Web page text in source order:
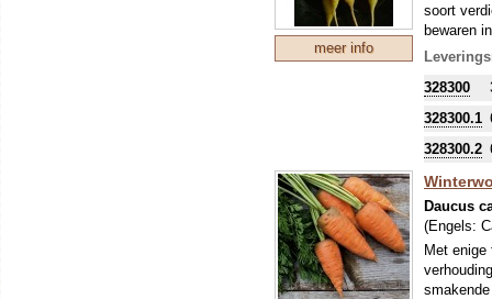
meer info
soort
bewaren
328300
328300.1
328300.2
Daucus
(Engels:
Met enige